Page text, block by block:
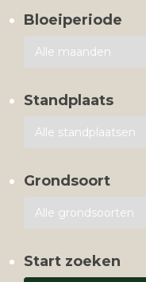
Bloeiperiode
Standplaats
Grondsoort
Start zoeken